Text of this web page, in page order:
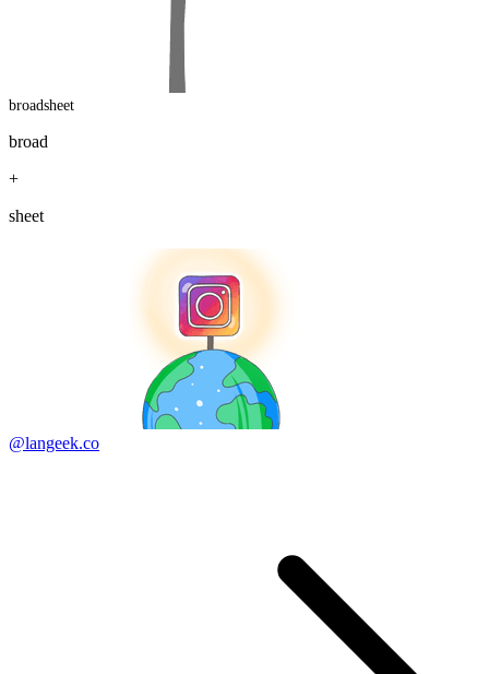
broadsheet
broad
+
sheet
@langeek.co